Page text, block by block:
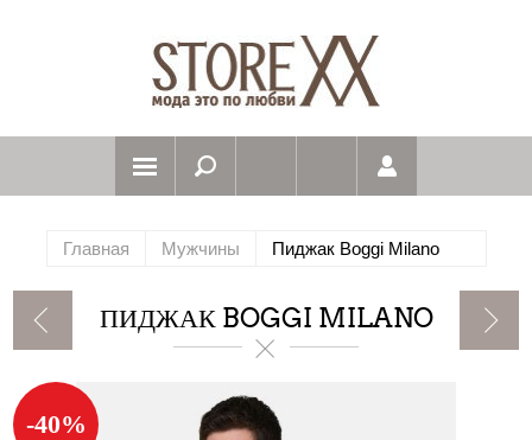
Главная Мужчины Пиджак Boggi Milano
ПИДЖАК BOGGI MILANO
-40%